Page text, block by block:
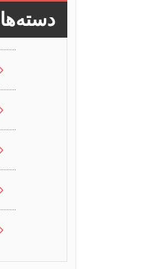
دسته‌ها